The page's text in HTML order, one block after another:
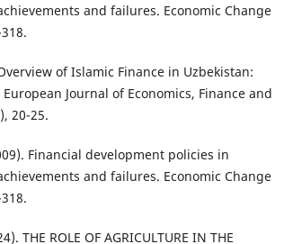
and failures. Economic Change
of Islamic Finance in Uzbekistan:
Journal of Economics, Finance and
20-25.
Financial development policies in
and failures. Economic Change
THE ROLE OF AGRICULTURE IN THE